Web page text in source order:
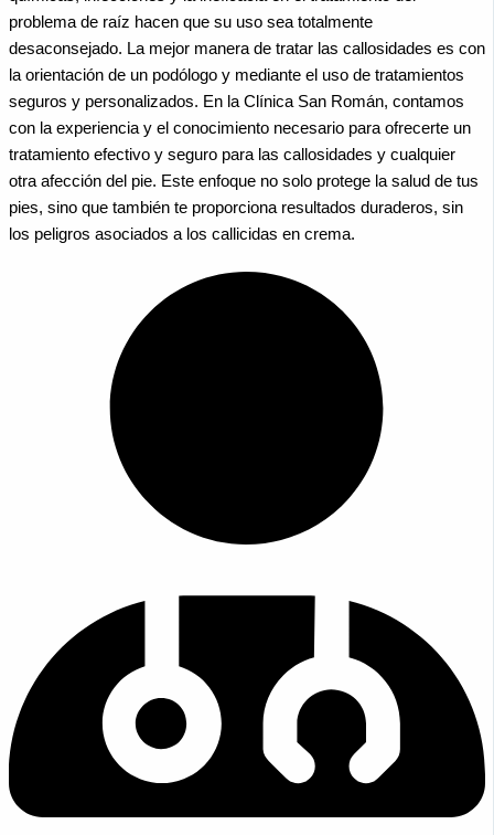
problema de raíz hacen que su uso sea totalmente
desaconsejado. La mejor manera de tratar las callosidades es con
la orientación de un podólogo y mediante el uso de tratamientos
seguros y personalizados. En la Clínica San Román, contamos
con la experiencia y el conocimiento necesario para ofrecerte un
tratamiento efectivo y seguro para las callosidades y cualquier
otra afección del pie. Este enfoque no solo protege la salud de tus
pies, sino que también te proporciona resultados duraderos, sin
los peligros asociados a los callicidas en crema.